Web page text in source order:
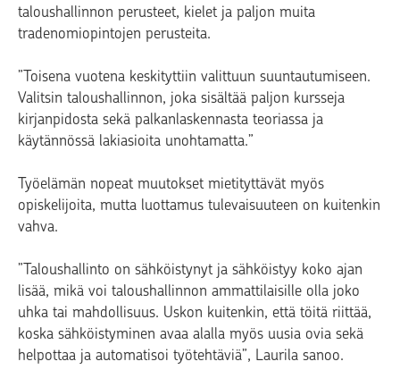
taloushallinnon perusteet, kielet ja paljon muita
tradenomiopintojen perusteita.
”Toisena vuotena keskityttiin valittuun suuntautumiseen.
Valitsin taloushallinnon, joka sisältää paljon kursseja
kirjanpidosta sekä palkanlaskennasta teoriassa ja
käytännössä lakiasioita unohtamatta.”
Työelämän nopeat muutokset mietityttävät myös
opiskelijoita, mutta luottamus tulevaisuuteen on kuitenkin
vahva.
”Taloushallinto on sähköistynyt ja sähköistyy koko ajan
lisää, mikä voi taloushallinnon ammattilaisille olla joko
uhka tai mahdollisuus. Uskon kuitenkin, että töitä riittää,
koska sähköistyminen avaa alalla myös uusia ovia sekä
helpottaa ja automatisoi työtehtäviä”, Laurila sanoo.